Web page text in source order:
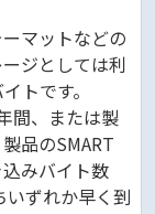
マットなどの
ジとしては利
トです。
間、または製
品のSMART
みバイト数
いずれか早く到